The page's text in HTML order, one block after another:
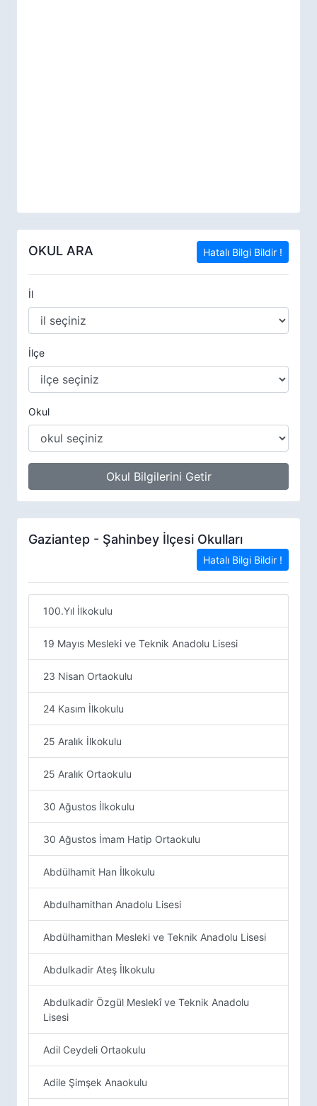
OKUL ARA Hatalı Bilgi Bildir !
İl
İlçe
Okul
Okul Bilgilerini Getir
Gaziantep - Şahinbey İlçesi Okulları
Hatalı Bilgi Bildir !
100.Yıl İlkokulu
19 Mayıs Mesleki ve Teknik Anadolu Lisesi
23 Nisan Ortaokulu
24 Kasım İlkokulu
25 Aralık İlkokulu
25 Aralık Ortaokulu
30 Ağustos İlkokulu
30 Ağustos İmam Hatip Ortaokulu
Abdülhamit Han İlkokulu
Abdulhamithan Anadolu Lisesi
Abdülhamithan Mesleki ve Teknik Anadolu Lisesi
Abdulkadir Ateş İlkokulu
Abdulkadir Özgül Meslekî ve Teknik Anadolu
Lisesi
Adil Ceydeli Ortaokulu
Adile Şimşek Anaokulu